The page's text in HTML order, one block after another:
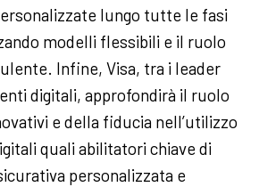
lungo tutte le fasi
modelli flessibili e il ruolo
Infine, Visa, tra i leader
digitali, approfondirà il ruolo
e della fiducia nell’utilizzo
quali abilitatori chiave di
personalizzata e